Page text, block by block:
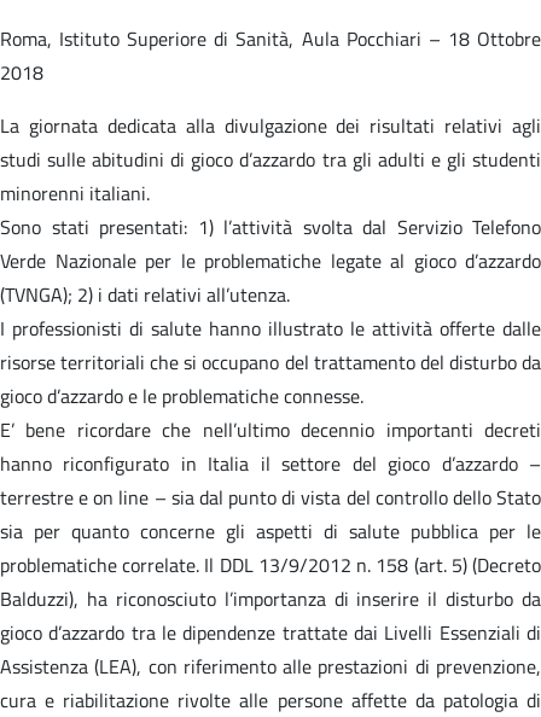
Roma, Istituto Superiore di Sanità, Aula Pocchiari – 18 Ottobre
2018
La giornata dedicata alla divulgazione dei risultati relativi agli
studi sulle abitudini di gioco d’azzardo tra gli adulti e gli studenti
minorenni italiani.
Sono stati presentati: 1) l’attività svolta dal Servizio Telefono
Verde Nazionale per le problematiche legate al gioco d’azzardo
(TVNGA); 2) i dati relativi all’utenza.
I professionisti di salute hanno illustrato le attività offerte dalle
risorse territoriali che si occupano del trattamento del disturbo da
gioco d’azzardo e le problematiche connesse.
E’ bene ricordare che nell’ultimo decennio importanti decreti
hanno riconfigurato in Italia il settore del gioco d’azzardo –
terrestre e on line – sia dal punto di vista del controllo dello Stato
sia per quanto concerne gli aspetti di salute pubblica per le
problematiche correlate. Il DDL 13/9/2012 n. 158 (art. 5) (Decreto
Balduzzi), ha riconosciuto l’importanza di inserire il disturbo da
gioco d’azzardo tra le dipendenze trattate dai Livelli Essenziali di
Assistenza (LEA), con riferimento alle prestazioni di prevenzione,
cura e riabilitazione rivolte alle persone affette da patologia di